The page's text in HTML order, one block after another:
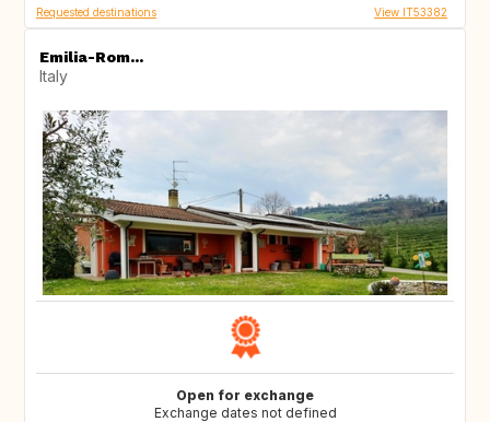
Requested destinations View IT53382
Emilia-Rom...
Italy
Open for exchange
Exchange dates not defined